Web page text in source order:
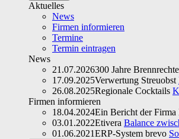
Aktuelles
News
Firmen informieren
Termine
Termin eintragen
News
21.07.2026300 Jahre
17.09.2025Verwertung Streuobst
26.08.2025Regionale Cocktails
Firmen informieren
18.04.2024Ein Bericht der Firma
03.01.2022Etivera Balance
01.06.2021ERP-System brevo